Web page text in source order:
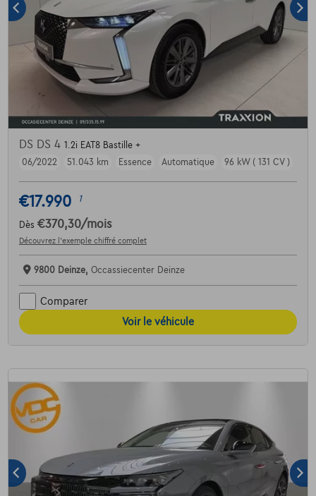
DS DS 4 1.2i EAT8 Bastille +
06/2022
51.043 km Essence Automatique 96 kW ( 131 CV )
€17.990 1
Dès €370,30/mois
Découvrez l’exemple chiffré complet
9800 Deinze, Occassiecenter Deinze
Comparer
Voir le véhicule